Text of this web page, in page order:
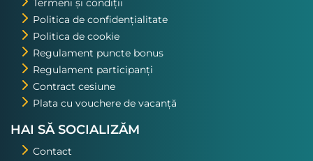
Termeni și condiții
Politica de confidențialitate
Politica de cookie
Regulament puncte bonus
Regulament participanți
Contract cesiune
Plata cu vouchere de vacanță
HAI SĂ SOCIALIZĂM
Contact